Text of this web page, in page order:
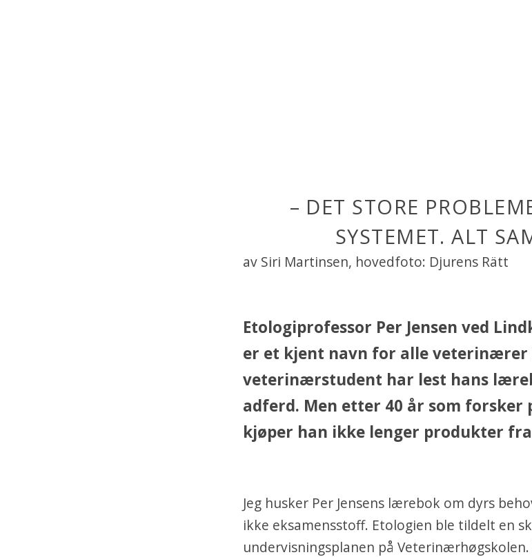
– DET STORE
SYSTEMET. ALT
av Siri Martinsen, hovedfoto: Djurens Rätt
Etologiprofessor Per Jensen ved
er et kjent navn for alle veterinærer
veterinærstudent har lest hans
adferd. Men etter 40 år som forsker
kjøper han ikke lenger produkter
Jeg husker Per Jensens lærebok om dyrs
ikke eksamensstoff. Etologien ble tildelt en
undervisningsplanen på Veterinærhøgskolen.